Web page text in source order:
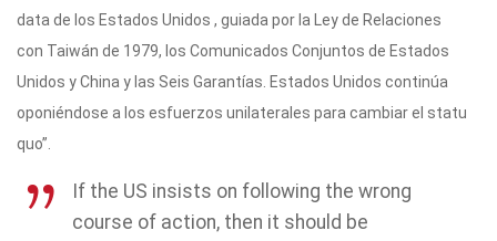
data de los Estados Unidos , guiada por la Ley de Relaciones
con Taiwán de 1979, los Comunicados Conjuntos de Estados
Unidos y China y las Seis Garantías. Estados Unidos continúa
oponiéndose a los esfuerzos unilaterales para cambiar el statu
quo”.
If the US insists on following the wrong
course of action, then it should be